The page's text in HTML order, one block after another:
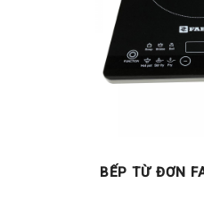
BẾP TỪ ĐƠN